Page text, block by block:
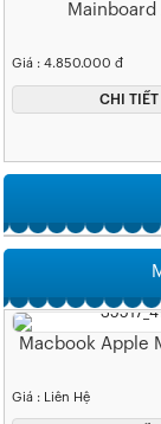
Mainboard
Giá : 4.850.000 đ
CHI TIẾT
Macbook Apple
Giá : Liên Hệ